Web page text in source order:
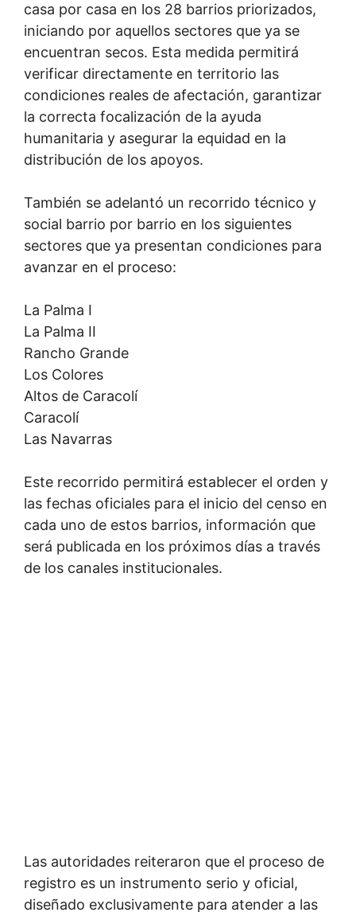
casa por casa en los 28 barrios priorizados,
iniciando por aquellos sectores que ya se
encuentran secos. Esta medida permitirá
verificar directamente en territorio las
condiciones reales de afectación, garantizar
la correcta focalización de la ayuda
humanitaria y asegurar la equidad en la
distribución de los apoyos.
También se adelantó un recorrido técnico y
social barrio por barrio en los siguientes
sectores que ya presentan condiciones para
avanzar en el proceso:
La Palma I
La Palma II
Rancho Grande
Los Colores
Altos de Caracolí
Caracolí
Las Navarras
Este recorrido permitirá establecer el orden y
las fechas oficiales para el inicio del censo en
cada uno de estos barrios, información que
será publicada en los próximos días a través
de los canales institucionales.
Las autoridades reiteraron que el proceso de
registro es un instrumento serio y oficial,
diseñado exclusivamente para atender a las